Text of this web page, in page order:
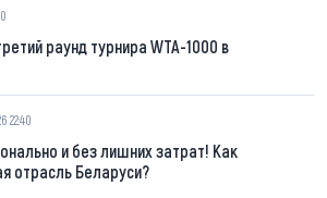
раунд турнира WTA-1000 в
22:40
и без лишних затрат! Как
отрасль Беларуси?